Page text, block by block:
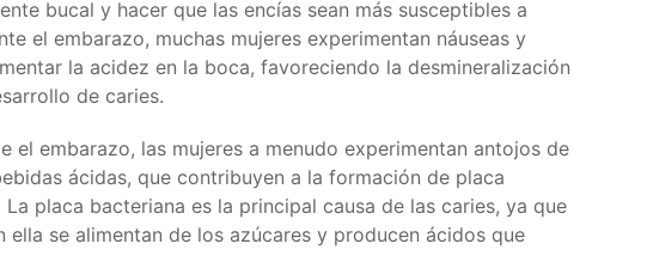
bucal y hacer que las encías sean más susceptibles a
el embarazo, muchas mujeres experimentan náuseas y
la acidez en la boca, favoreciendo la desmineralización
de caries.
el embarazo, las mujeres a menudo experimentan antojos de
ácidas, que contribuyen a la formación de placa
placa bacteriana es la principal causa de las caries, ya que
ella se alimentan de los azúcares y producen ácidos que